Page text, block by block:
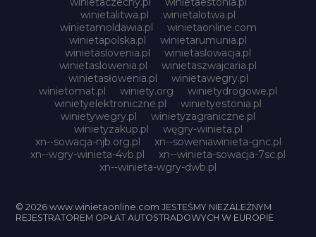
winietalitwa.pl
winietalotwa.pl
winietamoldawia.pl
winietaonline.com
winietapolska.pl
winietarumunia.pl
winietaslovenia.pl
winietaslowacja.pl
winietaslowenia.pl
winietaszwajcaria.pl
winietasłowenia.pl
winietawegry.pl
winietomat.pl
winiety.org
winietydrogowe.pl
winietyelektroniczne.pl
winietyestonia.pl
winietywegry.pl
winietyzagraniczne.pl
winietyzakup.pl
węgry-winieta.pl
xn--sowacja-njb.org.pl
xn--soweniawinieta-gnc.pl
xn--wgry-winieta-4vb.pl
xn--winieta-sowacja-7sc.pl
xn--winieta-wgry-dwb.pl
© 2026 www.winietaonline.com JESTEŚMY NIEZALEŻNYM
REJESTRATOREM OPŁAT AUTOSTRADOWYCH W EUROPIE